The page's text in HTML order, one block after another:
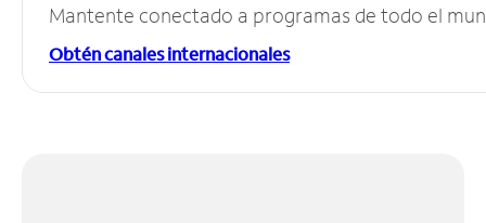
Mantente conectado a programas de todo el
Obtén canales internacionales